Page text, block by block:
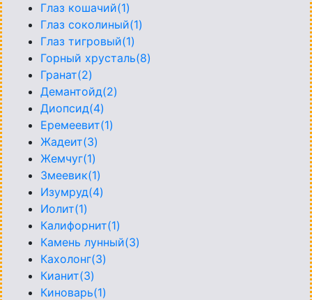
Глаз кошачий(1)
Глаз соколиный(1)
Глаз тигровый(1)
Горный хрусталь(8)
Гранат(2)
Демантойд(2)
Диопсид(4)
Еремеевит(1)
Жадеит(3)
Жемчуг(1)
Змеевик(1)
Изумруд(4)
Иолит(1)
Калифорнит(1)
Камень лунный(3)
Кахолонг(3)
Кианит(3)
Киноварь(1)